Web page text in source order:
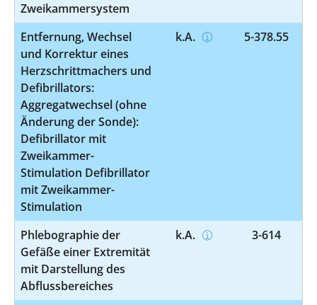
Zweikammersystem
Entfernung, Wechsel
und Korrektur eines
Herzschrittmachers und
Defibrillators:
Aggregatwechsel (ohne
Änderung der Sonde):
Defibrillator mit
Zweikammer-
Stimulation Defibrillator
mit Zweikammer-
Stimulation
k.A. 5-378.55
Phlebographie der
Gefäße einer Extremität
mit Darstellung des
Abflussbereiches
k.A. 3-614